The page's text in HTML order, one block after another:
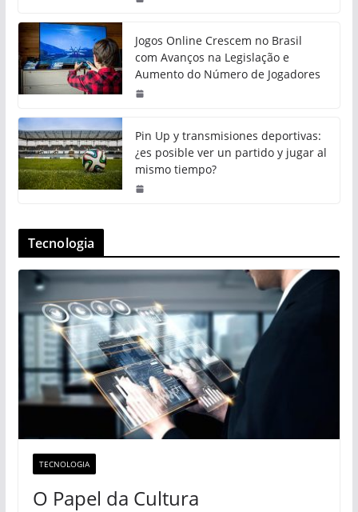
Jogos Online Crescem no Brasil
com Avanços na Legislação e
Aumento do Número de Jogadores
Pin Up y transmisiones deportivas:
¿es posible ver un partido y jugar al
mismo tiempo?
Tecnologia
TECNOLOGIA
O Papel da Cultura